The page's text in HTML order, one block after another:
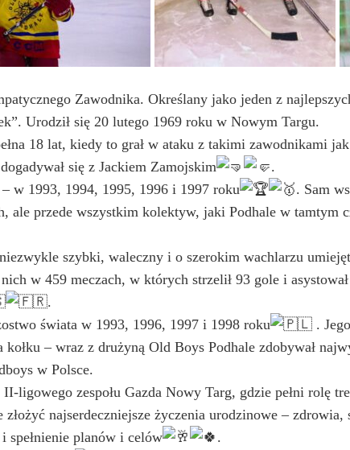
Zawodnika. Określany jako jeden z
Urodził się 20 lutego 1969 roku w Nowym Targu.
18 lat, kiedy to grał w ataku z takimi zawodnikami
się z Jackiem Zamojskim
.
w 1993, 1994, 1995, 1996 i 1997 roku
. Sam
przede wszystkim kolektyw, jaki Podhale w tamtym
szybki, waleczny i o szerokim wachlarzu
w 459 meczach, w których strzelił 93 gole i
.
świata w 1993, 1996, 1997 i 1998 roku
.
– wraz z drużyną Old Boys Podhale zdobywał
w Polsce.
ligowego zespołu Gazda Nowy Targ, gdzie pełni rolę
najserdeczniejsze życzenia urodzinowe – zdrowia,
spełnienie planów i celów
.